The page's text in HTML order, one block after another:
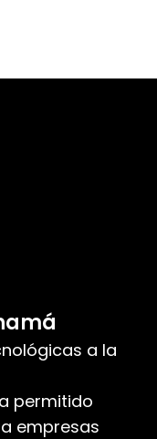
a la
permitido
empresas